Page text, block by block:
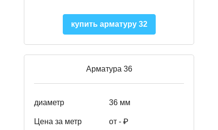
купить арматуру 32
Арматура 36
диаметр 36 мм
Цена за метр от - ₽